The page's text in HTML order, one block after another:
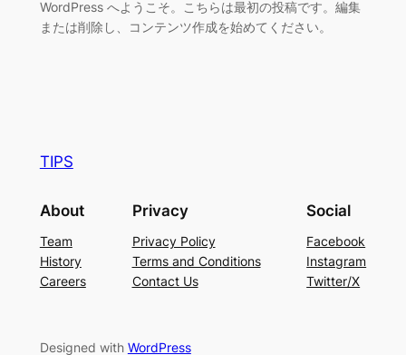
WordPress へようこそ。こちらは最初の投稿です。編集
または削除し、コンテンツ作成を始めてください。
TIPS
About
Team
History
Careers
Privacy
Privacy Policy
Terms and Conditions
Contact Us
Social
Facebook
Instagram
Twitter/X
Designed with WordPress